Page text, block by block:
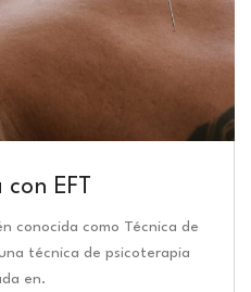
con EFT
conocida como Técnica de
técnica de psicoterapia
en.